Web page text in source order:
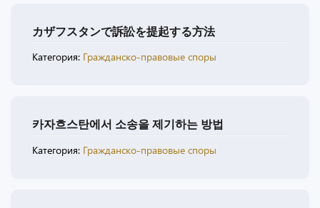
カザフスタンで訴訟を提起する方法
Категория: Гражданско-правовые споры
카자흐스탄에서 소송을 제기하는 방법
Категория: Гражданско-правовые споры